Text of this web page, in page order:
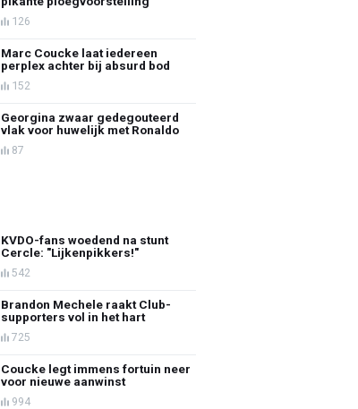
126
Marc Coucke laat iedereen
perplex achter bij absurd bod
152
Georgina zwaar gedegouteerd
vlak voor huwelijk met Ronaldo
87
KVDO-fans woedend na stunt
Cercle: "Lijkenpikkers!"
542
Brandon Mechele raakt Club-
supporters vol in het hart
725
Coucke legt immens fortuin neer
voor nieuwe aanwinst
994